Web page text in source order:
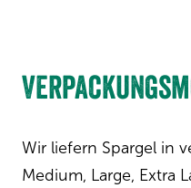
Wir liefern Spargel in
Medium, Large, Extra